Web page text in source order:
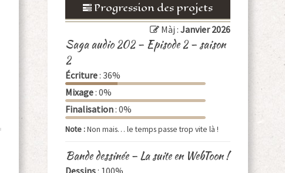
Progression des projets
Màj : Janvier 2026
Saga audio 202 – Episode 2 – saison
2
Écriture: 36%
Mixage: 0%
Finalisation: 0%
Note :Non mais… le temps passe trop vite là !
Bande dessinée – La suite en WebToon !
Dessins: 100%